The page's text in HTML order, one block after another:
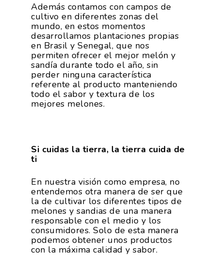
Además contamos con campos de
cultivo en diferentes zonas del
mundo, en estos momentos
desarrollamos plantaciones propias
en Brasil y Senegal, que nos
permiten ofrecer el mejor melón y
sandía durante todo el año, sin
perder ninguna característica
referente al producto manteniendo
todo el sabor y textura de los
mejores melones.
Si cuidas la tierra, la tierra cuida de
ti
En nuestra visión como empresa, no
entendemos otra manera de ser que
la de cultivar los diferentes tipos de
melones y sandias de una manera
responsable con el medio y los
consumidores. Solo de esta manera
podemos obtener unos productos
con la máxima calidad y sabor.